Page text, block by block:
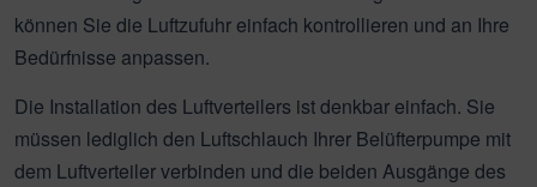
können Sie die Luftzufuhr einfach kontrollieren und an Ihre
Bedürfnisse anpassen.
Die Installation des Luftverteilers ist denkbar einfach. Sie
müssen lediglich den Luftschlauch Ihrer Belüfterpumpe mit
dem Luftverteiler verbinden und die beiden Ausgänge des